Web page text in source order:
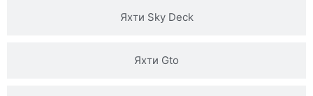
Яхти Sky Deck
Яхти Gto